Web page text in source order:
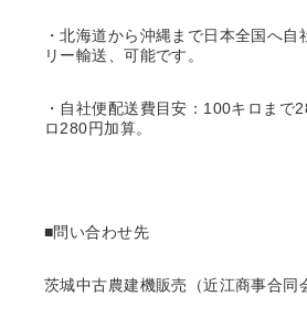
・北海道から沖縄まで日本全国へ自
リー輸送、可能です。
・自社便配送費目安：100キロまで
ロ280円加算。
■問い合わせ先
茨城中古農建機販売（近江商事合同